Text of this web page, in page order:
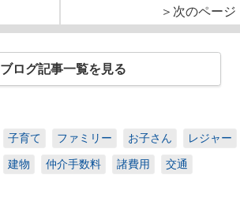
＞次のページ
ブログ記事一覧を見る
子育て ファミリー お子さん レジャー
建物 仲介手数料 諸費用 交通